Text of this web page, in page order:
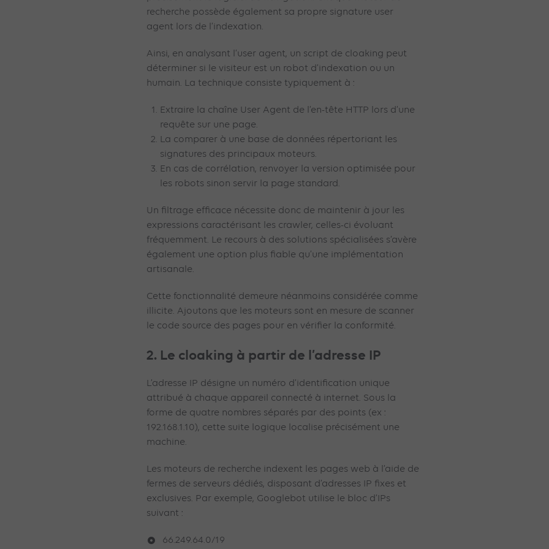
recherche possède également sa propre signature user
agent lors de l’indexation.
Ainsi, en analysant l’user agent, un script de cloaking peut
déterminer si le visiteur est un robot d’indexation ou un
humain. La technique consiste typiquement à :
Extraire la chaîne User Agent de l’en-tête HTTP lors d’une
requête sur une page.
La comparer à une base de données répertoriant les
signatures des principaux moteurs.
En cas de corrélation, renvoyer la version optimisée pour
les robots sinon servir la page standard.
Un filtrage efficace nécessite donc de maintenir à jour les
expressions caractérisant les crawler, celles-ci évoluant
fréquemment. Le recours à des solutions spécialisées s’avère
également une option plus fiable qu’une implémentation
artisanale.
Cette fonctionnalité demeure néanmoins considérée comme
illicite. Ajoutons que les moteurs sont en mesure de scanner
le code source des pages pour en vérifier la conformité.
2. Le cloaking à partir de l’adresse IP
L’adresse IP désigne un numéro d’identification unique
attribué à chaque appareil connecté à internet. Sous la
forme de quatre nombres séparés par des points (ex :
192.168.1.10), cette suite logique localise précisément une
machine.
Les moteurs de recherche indexent les pages web à l’aide de
fermes de serveurs dédiés, disposant d’adresses IP fixes et
exclusives. Par exemple, Googlebot utilise le bloc d’IPs
suivant :
66.249.64.0/19